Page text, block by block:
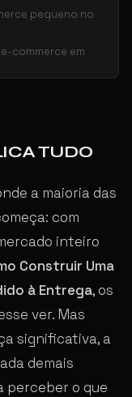
pequeno no
commerce em
TUDO
a maioria das
com
inteiro
Construir Uma
à Entrega, os
ver. Mas
significativa, a
demais
perceber o que